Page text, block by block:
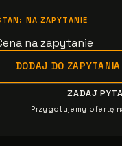
NA ZAPYTANIE
na zapytanie
DODAJ DO ZAPYTANIA
ZADAJ
Przygotujemy ofertę